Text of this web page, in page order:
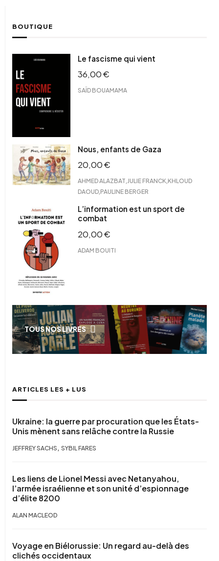
BOUTIQUE
Le fascisme qui vient
36,00€
SAÏD BOUAMAMA
Nous, enfants de Gaza
20,00€
AHMED ALAZBAT JULIE FRANCK KHLOUD
DAOUD PAULINE BERGER
L’information est un sport de
combat
20,00€
ADAM BOUITI
TOUS NOS LIVRES
ARTICLES LES + LUS
Ukraine: la guerre par procuration que les États-
Unis mènent sans relâche contre la Russie
JEFFREY SACHS , SYBIL FARES
Les liens de Lionel Messi avec Netanyahou,
l’armée israélienne et son unité d’espionnage
d’élite 8200
ALAN MACLEOD
Voyage en Biélorussie: Un regard au-delà des
clichés occidentaux